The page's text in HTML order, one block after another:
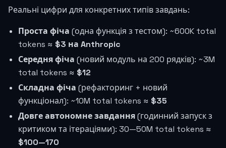
Реальні цифри для конкретних типів завдань:
Проста фіча (одна функція з тестом): ~600K total
tokens ≈ $3 на Anthropic
Середня фіча (новий модуль на 200 рядків): ~3M
total tokens ≈ $12
Складна фіча (рефакторинг + новий
функціонал): ~10M total tokens ≈ $35
Довге автономне завдання(годинний запуск з
критиком та ітераціями): 30—50M total tokens ≈
$100—170